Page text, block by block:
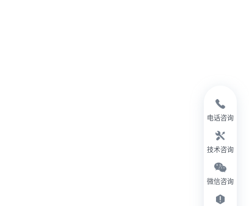
电话咨询
技术咨询
微信咨询